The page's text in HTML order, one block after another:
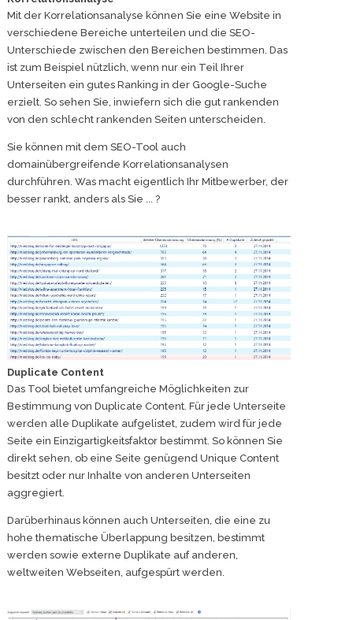
Mit der Korrelationsanalyse können Sie eine Website in
verschiedene Bereiche unterteilen und die SEO-
Unterschiede zwischen den Bereichen bestimmen. Das
ist zum Beispiel nützlich, wenn nur ein Teil Ihrer
Unterseiten ein gutes Ranking in der Google-Suche
erzielt. So sehen Sie, inwiefern sich die gut rankenden
von den schlecht rankenden Seiten unterscheiden.
Sie können mit dem SEO-Tool auch
domainübergreifende Korrelationsanalysen
durchführen. Was macht eigentlich Ihr Mitbewerber, der
besser rankt, anders als Sie ... ?
Duplicate Content
Das Tool bietet umfangreiche Möglichkeiten zur
Bestimmung von Duplicate Content. Für jede Unterseite
werden alle Duplikate aufgelistet, zudem wird für jede
Seite ein Einzigartigkeitsfaktor bestimmt. So können Sie
direkt sehen, ob eine Seite genügend Unique Content
besitzt oder nur Inhalte von anderen Unterseiten
aggregiert.
Darüberhinaus können auch Unterseiten, die eine zu
hohe thematische Überlappung besitzen, bestimmt
werden sowie externe Duplikate auf anderen,
weltweiten Webseiten, aufgespürt werden.